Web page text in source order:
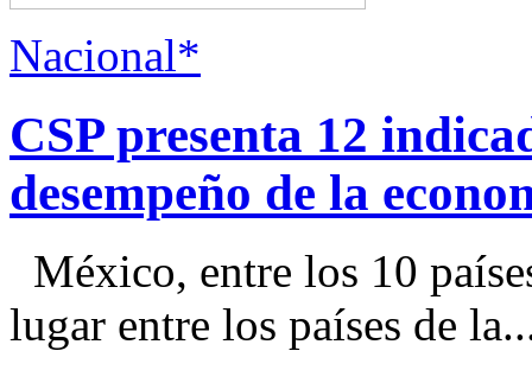
Nacional*
CSP presenta 12
desempeño de la
México, entre los 10
lugar entre los países de